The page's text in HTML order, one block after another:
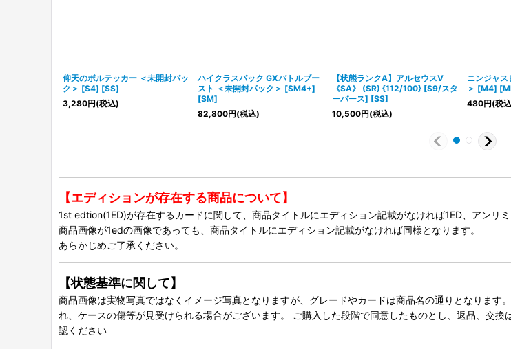
仰天のボルテッカー ＜未開封パッ
ク＞ [S4] [SS]
3,280円(税込)
ハイクラスパック GXバトルブー
スト ＜未開封パック＞ [SM4+]
[SM]
82,800円(税込)
【状態ランクA】アルセウスV
《SA》 (SR) {112/100} [S9/スタ
ーバース] [SS]
10,500円(税込)
ニンジャス
＞ [M4]
480円(税
【エディションが存在する商品について】
1st edtion(1ED)が存在するカードに関して、商品タイトルにエディション記載がなければ1ED、アンリ
商品画像が1edの画像であっても、商品タイトルにエディション記載がなければ同様となります。
あらかじめご了承ください。
【状態基準に関して】
商品画像は実物写真ではなくイメージ写真となりますが、グレードやカードは商品名の通りとなりま
れ、ケースの傷等が見受けられる場合がございます。 ご購入した段階で同意したものとし、返品、交換
認ください